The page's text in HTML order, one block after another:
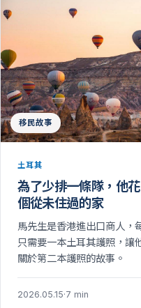
移民故事
土耳其
為了少排一條隊，他
個從未住過的家
馬先生是香港進出口商人，
只需要一本土耳其護照，讓
關於第二本護照的故事。
2026.05.15·7 min